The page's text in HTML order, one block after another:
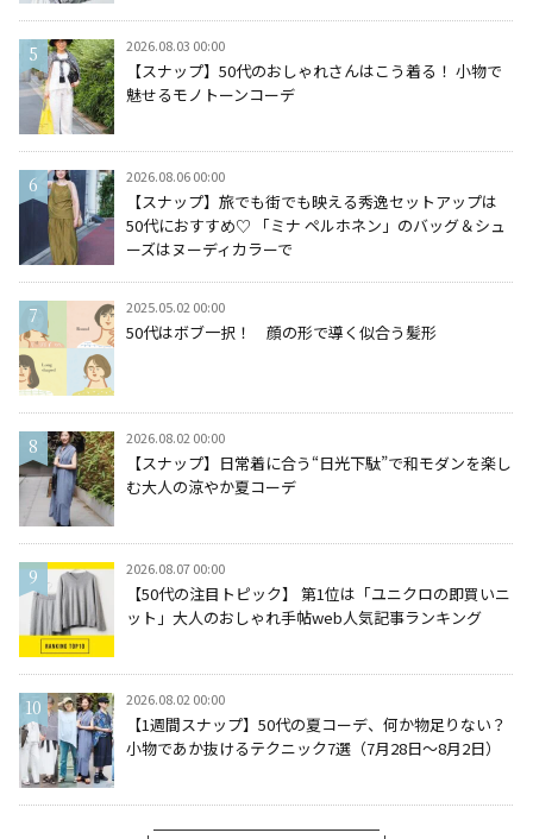
2026.08.03 00:00
【スナップ】50代のおしゃれさんはこう着る！ 小物で
魅せるモノトーンコーデ
2026.08.06 00:00
【スナップ】旅でも街でも映える秀逸セットアップは
50代におすすめ♡ 「ミナ ペルホネン」のバッグ＆シュ
ーズはヌーディカラーで
2025.05.02 00:00
50代はボブ一択！ 顔の形で導く似合う髪形
2026.08.02 00:00
【スナップ】日常着に合う“日光下駄”で和モダンを楽し
む大人の涼やか夏コーデ
2026.08.07 00:00
【50代の注目トピック】 第1位は「ユニクロの即買いニ
ット」大人のおしゃれ手帖web人気記事ランキング
2026.08.02 00:00
【1週間スナップ】50代の夏コーデ、何か物足りない？
小物であか抜けるテクニック7選（7月28日～8月2日）